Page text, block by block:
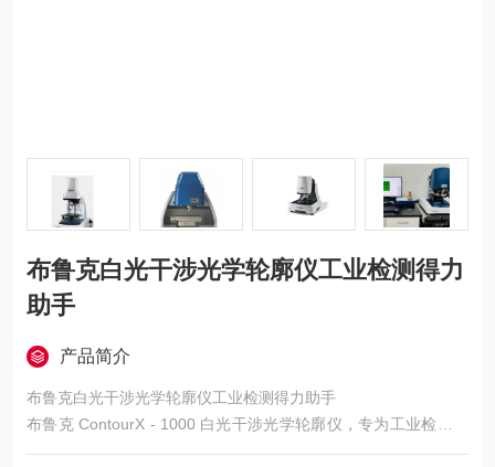
布鲁克白光干涉光学轮廓仪工业检测得力
助手
产品简介
布鲁克白光干涉光学轮廓仪工业检测得力助手
布鲁克 ContourX - 1000 白光干涉光学轮廓仪，专为工业检测场
景设计，兼顾精度与效率，助力生产线质量控制。